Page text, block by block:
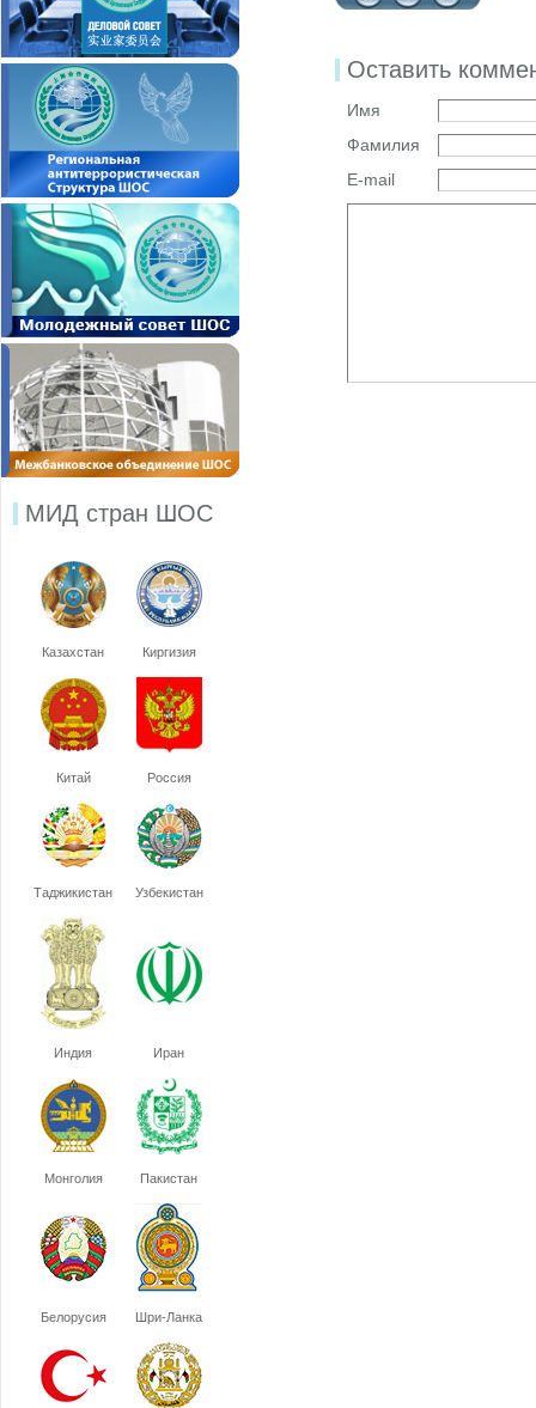
МИД стран ШОС
Казахстан Киргизия
Китай Россия
Таджикистан Узбекистан
Индия Иран
Монголия Пакистан
Белорусия Шри-Ланка
Оставить
Имя
Фамилия
E-mail